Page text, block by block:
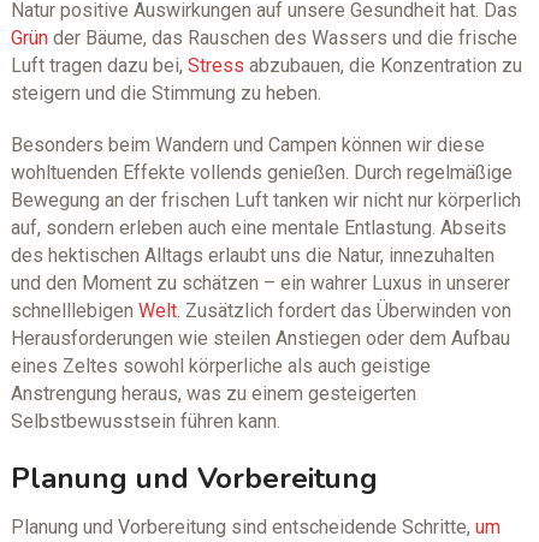
Natur positive Auswirkungen auf unsere Gesundheit hat. Das
Gründer Bäume, das Rauschen des Wassers und die frische
Luft tragen dazu bei, Stress abzubauen, die Konzentration zu
steigern und die Stimmung zu heben.
Besonders beim Wandern und Campen können wir diese
wohltuenden Effekte vollends genießen. Durch regelmäßige
Bewegung an der frischen Luft tanken wir nicht nur körperlich
auf, sondern erleben auch eine mentale Entlastung. Abseits
des hektischen Alltags erlaubt uns die Natur, innezuhalten
und den Moment zu schätzen – ein wahrer Luxus in unserer
schnelllebigen Welt. Zusätzlich fordert das Überwinden von
Herausforderungen wie steilen Anstiegen oder dem Aufbau
eines Zeltes sowohl körperliche als auch geistige
Anstrengung heraus, was zu einem gesteigerten
Selbstbewusstsein führen kann.
Planung und Vorbereitung
Planung und Vorbereitung sind entscheidende Schritte, um